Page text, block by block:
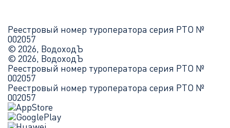
Реестровый номер туроператора серия РТО №
002057
© 2026, ВодоходЪ
© 2026, ВодоходЪ
Реестровый номер туроператора серия РТО №
002057
Реестровый номер туроператора серия РТО №
002057